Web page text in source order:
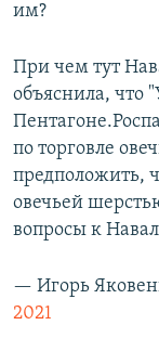
им?
При чем тут
объяснила, что
по торговле
предположить,
овечьей
вопросы к
— Игорь
2021